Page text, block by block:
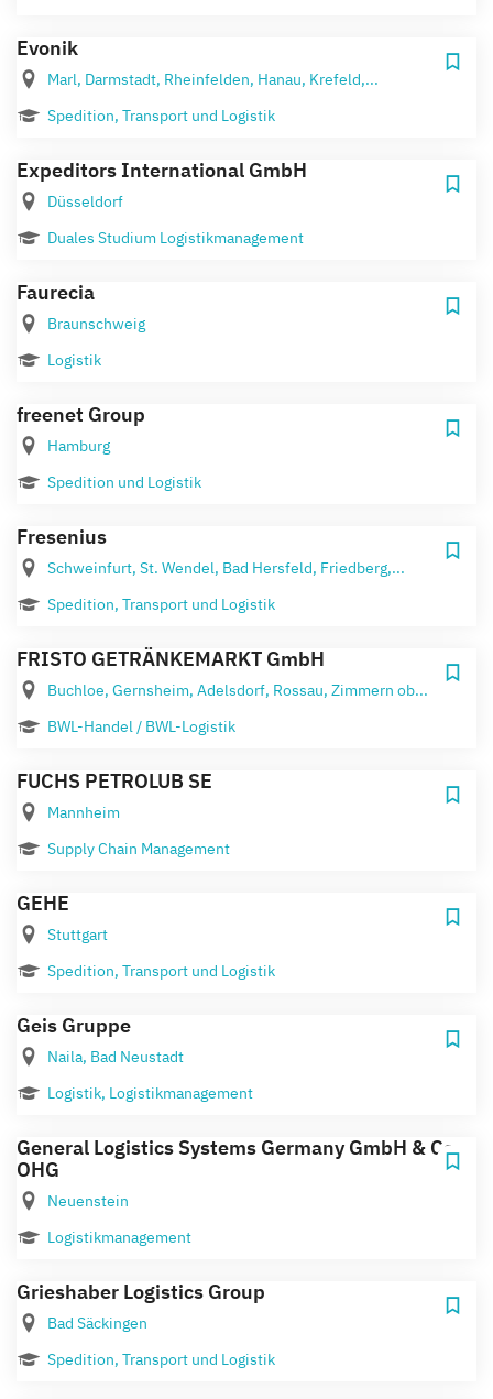
Evonik
Marl, Darmstadt, Rheinfelden, Hanau, Krefeld,...
Spedition, Transport und Logistik
Expeditors International GmbH
Düsseldorf
Duales Studium Logistikmanagement
Faurecia
Braunschweig
Logistik
freenet Group
Hamburg
Spedition und Logistik
Fresenius
Schweinfurt, St. Wendel, Bad Hersfeld, Friedberg,...
Spedition, Transport und Logistik
FRISTO GETRÄNKEMARKT GmbH
Buchloe, Gernsheim, Adelsdorf, Rossau, Zimmern ob...
BWL-Handel / BWL-Logistik
FUCHS PETROLUB SE
Mannheim
Supply Chain Management
GEHE
Stuttgart
Spedition, Transport und Logistik
Geis Gruppe
Naila, Bad Neustadt
Logistik, Logistikmanagement
General Logistics Systems Germany GmbH & Co.
OHG
Neuenstein
Logistikmanagement
Grieshaber Logistics Group
Bad Säckingen
Spedition, Transport und Logistik